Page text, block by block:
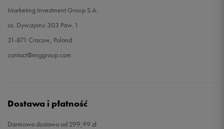
Marketing Investment Group S.A.
os. Dywizjonu 303 Paw. 1
31-871 Cracow, Poland
contact@miggroup.com
Dostawa i płatność
Darmowa dostawa od 299,99 zł